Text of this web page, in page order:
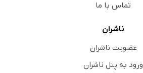
تماس با ما
ناشران
عضویت ناشران
ورود به پنل ناشران